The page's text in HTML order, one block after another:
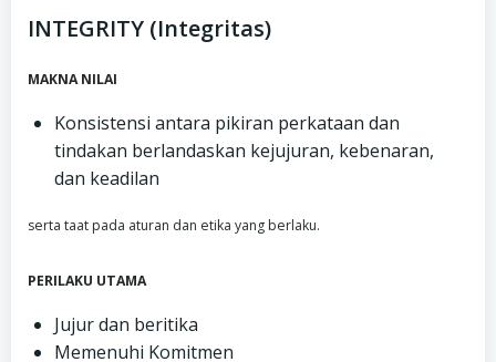
INTEGRITY (Integritas)
MAKNA NILAI
Konsistensi antara pikiran perkataan dan
tindakan berlandaskan kejujuran, kebenaran,
dan keadilan
serta taat pada aturan dan etika yang berlaku.
PERILAKU UTAMA
Jujur dan beritika
Memenuhi Komitmen